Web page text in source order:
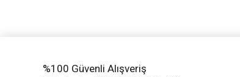
%100 Güvenli Alışveriş